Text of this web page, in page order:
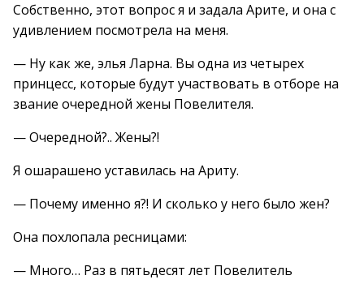
Собственно, этот вопрос я и задала Арите, и она с
удивлением посмотрела на меня.
— Ну как же, элья Ларна. Вы одна из четырех
принцесс, которые будут участвовать в отборе на
звание очередной жены Повелителя.
— Очередной?.. Жены?!
Я ошарашено уставилась на Ариту.
— Почему именно я?! И сколько у него было жен?
Она похлопала ресницами:
— Много… Раз в пятьдесят лет Повелитель